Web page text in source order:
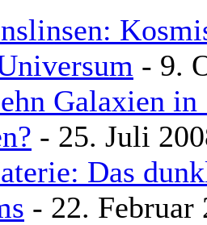
- 9.
Galaxien
- 25. Juli
Das
- 22. Februar